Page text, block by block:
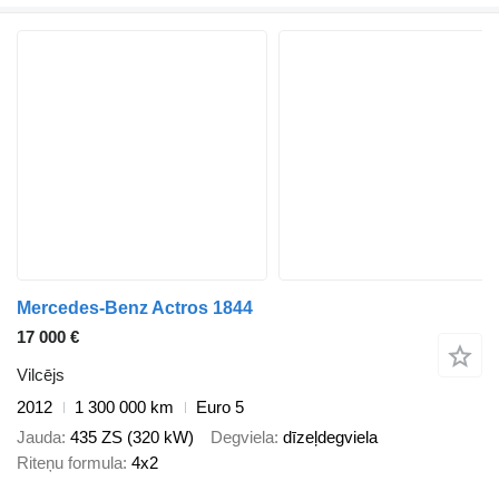
Mercedes-Benz Actros 1844
17 000 €
Vilcējs
2012
1 300 000 km
Euro 5
Jauda 435 ZS (320 kW) Degviela dīzeļdegviela
Riteņu formula 4x2